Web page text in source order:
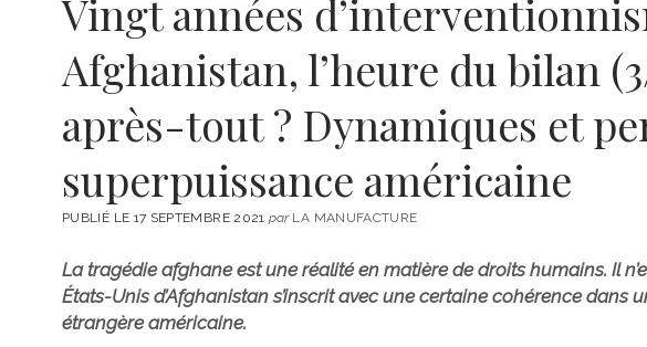
Vingt années
Afghanistan, l’heure du bilan
après-tout ? Dynamiques et
superpuissance américaine
PUBLIÉ LE 17 SEPTEMBRE 2021parLA MANUFACTURE
La tragédie afghane est une réalité en matière de droits humains. Il
États-Unis d’Afghanistan s’inscrit avec une certaine cohérence dans
étrangère américaine.